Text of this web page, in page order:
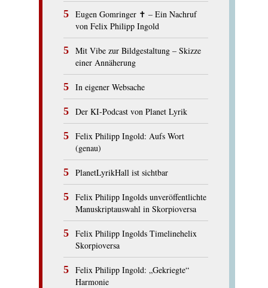
Eugen Gomringer ✝︎ – Ein Nachruf
von Felix Philipp Ingold
Mit Vibe zur Bildgestaltung – Skizze
einer Annäherung
In eigener Websache
Der KI-Podcast von Planet Lyrik
Felix Philipp Ingold: Aufs Wort
(genau)
PlanetLyrikHall ist sichtbar
Felix Philipp Ingolds unveröffentlichte
Manuskriptauswahl in Skorpioversa
Felix Philipp Ingolds Timelinehelix
Skorpioversa
Felix Philipp Ingold: „Gekriegte“
Harmonie